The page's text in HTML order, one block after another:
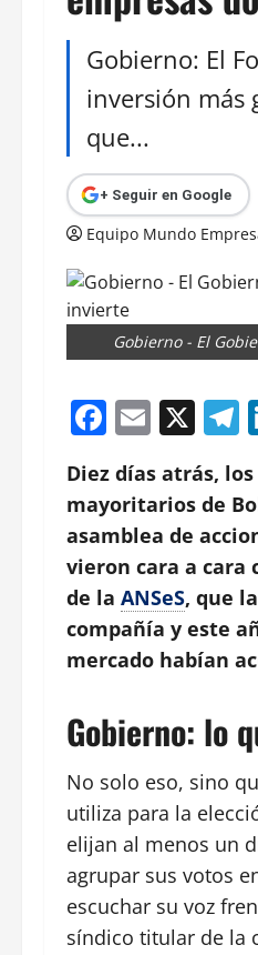
Gobierno: El
inversión más
que...
+ Seguir en Google
Equipo Mundo
Gobierno - El
Email
X
Diez días atrás,
mayoritarios de
asamblea de
vieron cara a cara
de la ANSeS, que
compañía y este
mercado habían
Gobierno: lo
No solo eso, sino
utiliza para la
elijan al menos un
agrupar sus votos
escuchar su voz
síndico titular de la